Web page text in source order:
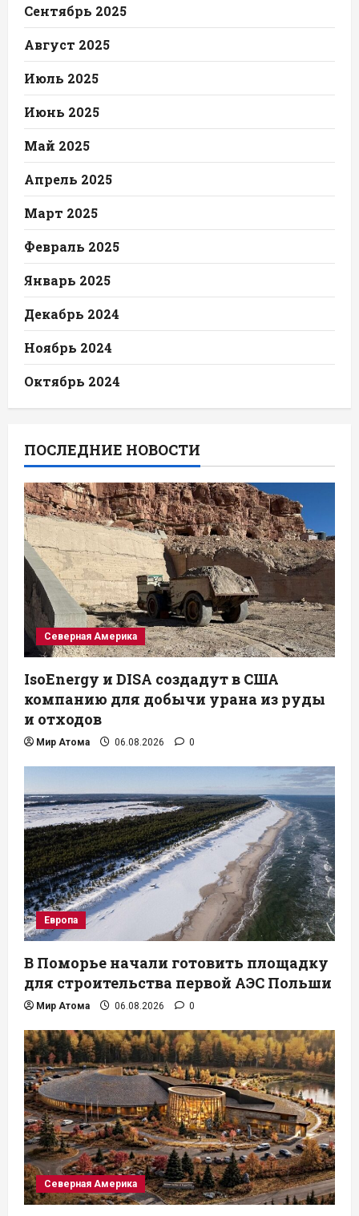
Сентябрь 2025
Август 2025
Июль 2025
Июнь 2025
Май 2025
Апрель 2025
Март 2025
Февраль 2025
Январь 2025
Декабрь 2024
Ноябрь 2024
Октябрь 2024
ПОСЛЕДНИЕ НОВОСТИ
Северная Америка
IsoEnergy и DISA создадут в США
компанию для добычи урана из руды
и отходов
Мир Атома 06.08.2026 0
Европа
В Поморье начали готовить площадку
для строительства первой АЭС Польши
Мир Атома 06.08.2026 0
Северная Америка